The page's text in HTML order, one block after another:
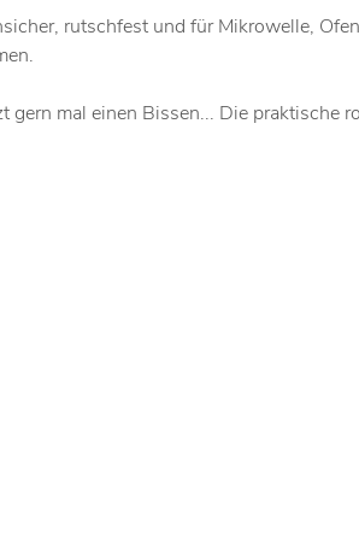
rutschfest und für Mikrowelle,
mal einen Bissen... Die praktische